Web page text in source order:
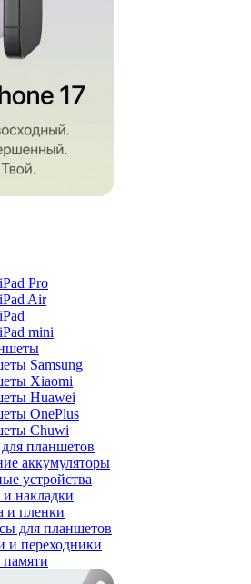
Pro
Air
mini
Samsung
Xiaomi
Huawei
OnePlus
Chuwi
планшетов
аккумуляторы
устройства
накладки
и пленки
для планшетов
и переходники